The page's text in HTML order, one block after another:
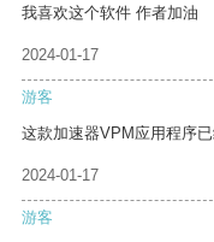
我喜欢这个软件 作者加油
2024-01-17
游客
这款加速器VPM应用程序
2024-01-17
游客